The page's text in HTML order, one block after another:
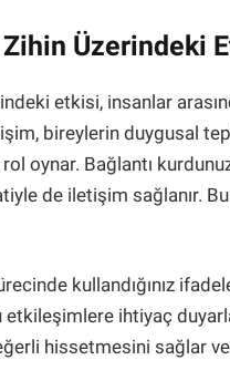
Zihin Üzerindeki
etkisi, insanlar
bireylerin duygusal
oynar. Bağlantı
de iletişim sağlanır. Bu
kullandığınız
etkileşimlere ihtiyaç
hissetmesini sağlar